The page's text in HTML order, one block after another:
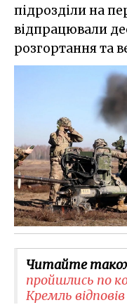
підрозділи на
відпрацювали
розгортання та
Читайте
пройшлись по
Кремль